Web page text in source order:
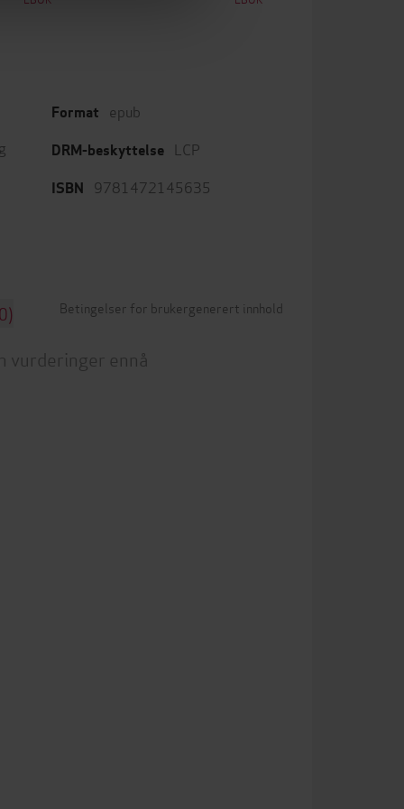
Format epub
DRM-beskyttelse LCP
ISBN 9781472145635
Betingelser for brukergenerert innhold
vurderinger ennå